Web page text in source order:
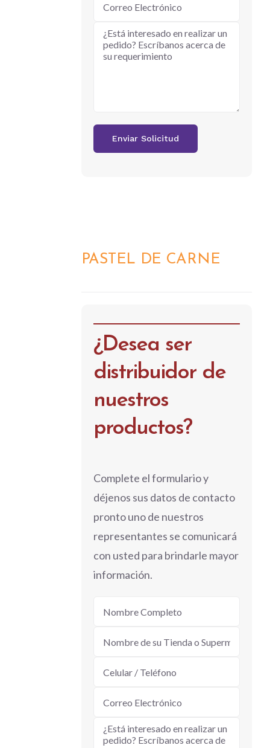
PASTEL DE CARNE
¿Desea ser
distribuidor de
nuestros
productos?
Complete el formulario y
déjenos sus datos de contacto
pronto uno de nuestros
representantes se comunicará
con usted para brindarle mayor
información.